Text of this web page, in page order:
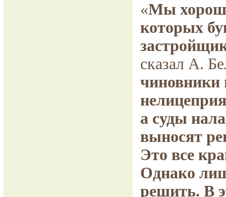
«Мы
которых
сказал А.
чиновники
а суды
выносят
Это все
Однако
решить. В